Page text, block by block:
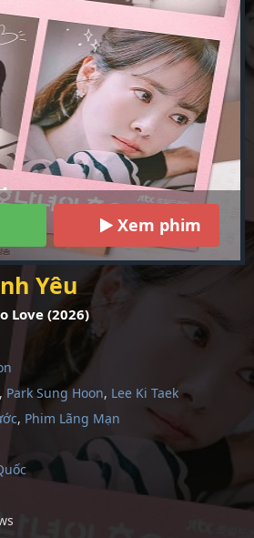
Xem phim
Yêu
Love (2026)
, Park Sung Hoon, Lee Ki Taek
, Phim Lãng Mạn